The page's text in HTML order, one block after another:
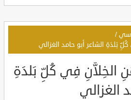
/
بَلدَةِ الشاعر أبو حامد الغزالي
الخِلاَّنِ فِي كُلِّ بَلدَةِ
الغزالي